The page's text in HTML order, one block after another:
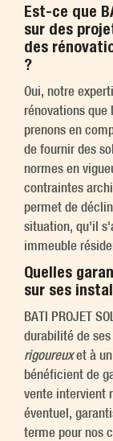
Est-ce que
sur des
des
?
Oui, notre
rénovations que
prenons en
de fournir des
normes en
contraintes
permet de
situation, qu'il
immeuble
Quelles
sur ses
BATI PROJET
durabilité de
rigoureuxet à un
bénéficient de
vente intervient
éventuel,
terme pour nos